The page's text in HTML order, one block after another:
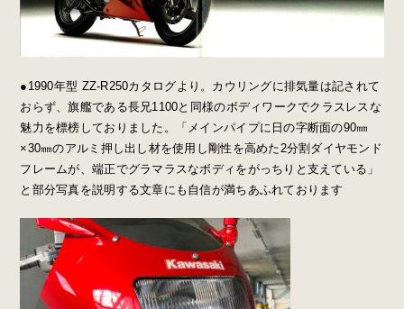
●1990年型 ZZ-R250カタログより。カウリングに排気量は記されて
おらず、旗艦である長兄1100と同様のボディワークでクラスレスな
魅力を標榜しておりました。「メインパイプに日の字断面の90㎜
×30㎜のアルミ押し出し材を使用し剛性を高めた2分割ダイヤモンド
フレームが、端正でグラマラスなボディをがっちりと支えている」
と部分写真を説明する文章にも自信が満ちあふれております